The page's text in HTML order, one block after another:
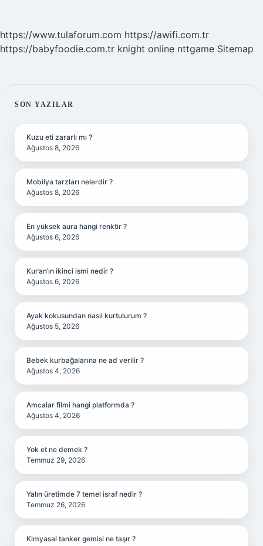
https://www.tulaforum.com https://awifi.com.tr
https://babyfoodie.com.tr knight online nttgame Sitemap
SIDEBAR
SON YAZILAR
Kuzu eti zararlı mı ?
Ağustos 8, 2026
Mobilya tarzları nelerdir ?
Ağustos 8, 2026
En yüksek aura hangi renktir ?
Ağustos 6, 2026
Kur’an’ın ikinci ismi nedir ?
Ağustos 6, 2026
Ayak kokusundan nasıl kurtulurum ?
Ağustos 5, 2026
Bebek kurbağalarına ne ad verilir ?
Ağustos 4, 2026
Amcalar filmi hangi platformda ?
Ağustos 4, 2026
Yok et ne demek ?
Temmuz 29, 2026
Yalın üretimde 7 temel israf nedir ?
Temmuz 26, 2026
Kimyasal tanker gemisi ne taşır ?